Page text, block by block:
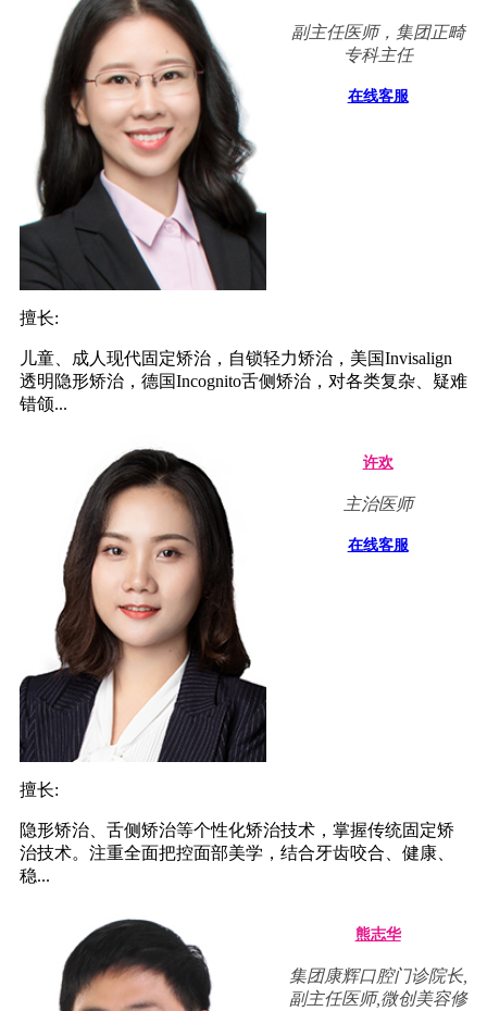
副主任医师，集团正畸
专科主任
在线客服
擅长:
儿童、成人现代固定矫治，自锁轻力矫治，美国Invisalign
透明隐形矫治，德国Incognito舌侧矫治，对各类复杂、疑难
错颌...
许欢
主治医师
在线客服
擅长:
隐形矫治、舌侧矫治等个性化矫治技术，掌握传统固定矫
治技术。注重全面把控面部美学，结合牙齿咬合、健康、
稳...
熊志华
集团康辉口腔门诊院长,
副主任医师,微创美容修